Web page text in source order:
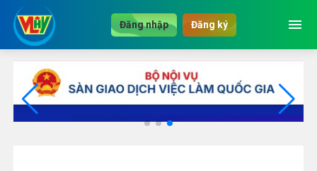
Đăng nhập Đăng ký menu